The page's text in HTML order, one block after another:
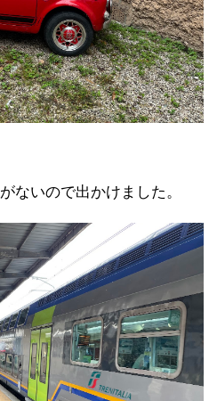
ないので出かけました。